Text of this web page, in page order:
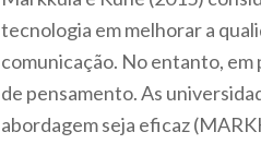
tecnologia em melhorar a
comunicação. No entanto, em
de pensamento. As
abordagem seja eficaz